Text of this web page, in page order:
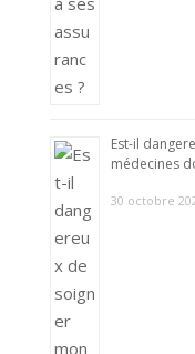
Est-il
médecines
30 octobre